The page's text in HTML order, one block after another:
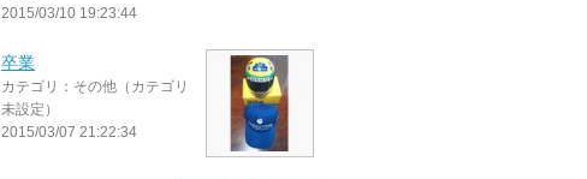
2015/03/10 19:23:44
卒業
カテゴリ：その他（カテゴリ
未設定）
2015/03/07 21:22:34